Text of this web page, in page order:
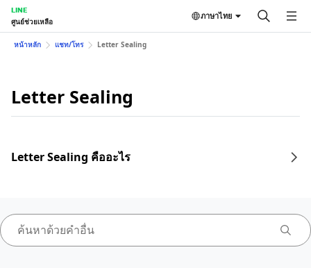
LINE
ศูนย์ช่วยเหลือ
ภาษาไทย
หน้าหลัก แชท/โทร Letter Sealing
Letter Sealing
Letter Sealing คืออะไร